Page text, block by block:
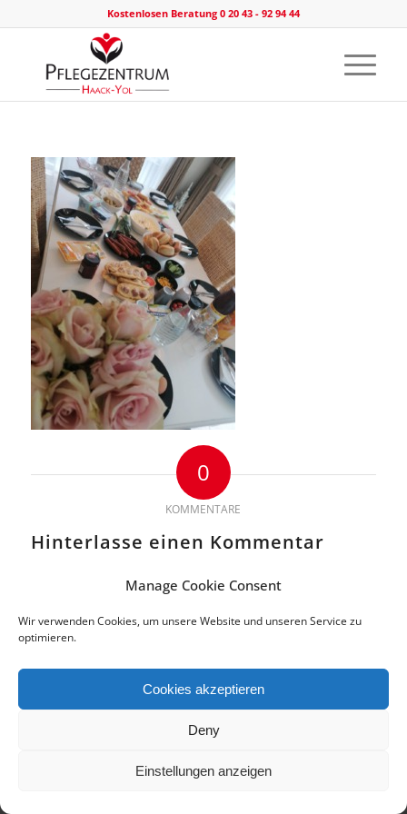
Manage Cookie Consent
Wir verwenden Cookies, um unsere Website und unseren Service zu
optimieren.
Cookies akzeptieren
Deny
Einstellungen anzeigen
Kostenlosen Beratung 0 20 43 - 92 94 44
0
KOMMENTARE
Hinterlasse einen Kommentar
Hinterlasse uns deinen Kommentar!
Du musstangemeldetsein, um einen Kommentar abzugeben.
© 2018 Copyright by di.signs - mediendesign. Alle Rechte vorbehalten.
Cookie-Richtlinie (EU)